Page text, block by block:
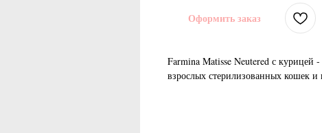
Оформить заказ
Farmina Matisse Neutered с
взрослых стерилизованных кошек и